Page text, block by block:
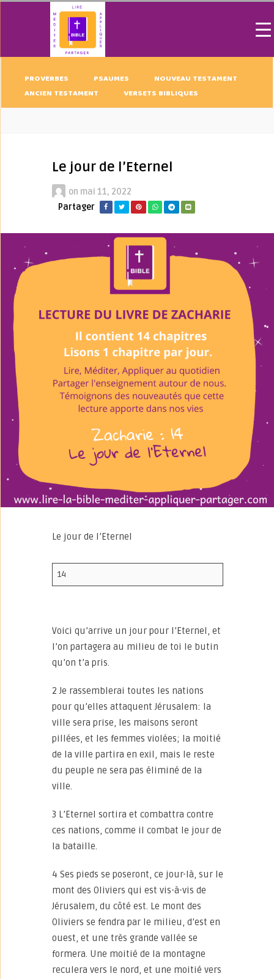
PROVERBES PSAUMES
NOUVEAU TESTAMENT
ANCIEN TESTAMENT
VERSETS BIBLIQUES
Le jour de l’Eternel
on mai 11, 2022
Partager
Le jour de l’Eternel
14
Voici qu’arrive un jour pour l’Eternel, et
l’on partagera au milieu de toi le butin
qu’on t’a pris.
2 Je rassemblerai toutes les nations
pour qu’elles attaquent Jérusalem: la
ville sera prise, les maisons seront
pillées, et les femmes violées; la moitié
de la ville partira en exil, mais le reste
du peuple ne sera pas éliminé de la
ville.
3 L’Eternel sortira et combattra contre
ces nations, comme il combat le jour de
la bataille.
4 Ses pieds se poseront, ce jour-là, sur le
mont des Oliviers qui est vis-à-vis de
Jérusalem, du côté est. Le mont des
Oliviers se fendra par le milieu, d’est en
ouest, et une très grande vallée se
formera. Une moitié de la montagne
reculera vers le nord, et une moitié vers